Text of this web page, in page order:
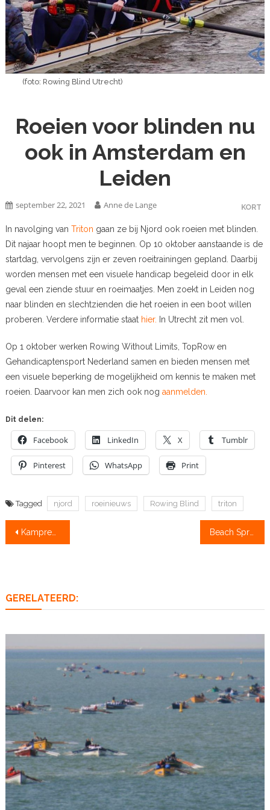
(foto: Rowing Blind Utrecht)
Roeien voor blinden nu
ook in Amsterdam en
Leiden
KORT
september 22, 2021 Anne de Lange
In navolging van Triton gaan ze bij Njord ook roeien met blinden.
Dit najaar hoopt men te beginnen. Op 10 oktober aanstaande is de
startdag, vervolgens zijn er zeven roeitrainingen gepland. Daarbij
worden mensen met een visuele handicap begeleid door in elk
geval een ziende stuur en roeimaatjes. Men zoekt in Leiden nog
naar blinden en slechtzienden die het roeien in een boot willen
proberen. Verdere informatie staat hier. In Utrecht zit men vol.
Op 1 oktober werken Rowing Without Limits, TopRow en
Gehandicaptensport Nederland samen en bieden mensen met
een visuele beperking de mogelijkheid om kennis te maken met
roeien. Daarvoor kan men zich ook nog aanmelden.
Dit delen:
Facebook LinkedIn X Tumblr
Pinterest WhatsApp Print
Tagged njord roeinieuws Rowing Blind triton
Bericht
Kamprechters broodnodig Beach Sprints World Rowing live
GERELATEERD: